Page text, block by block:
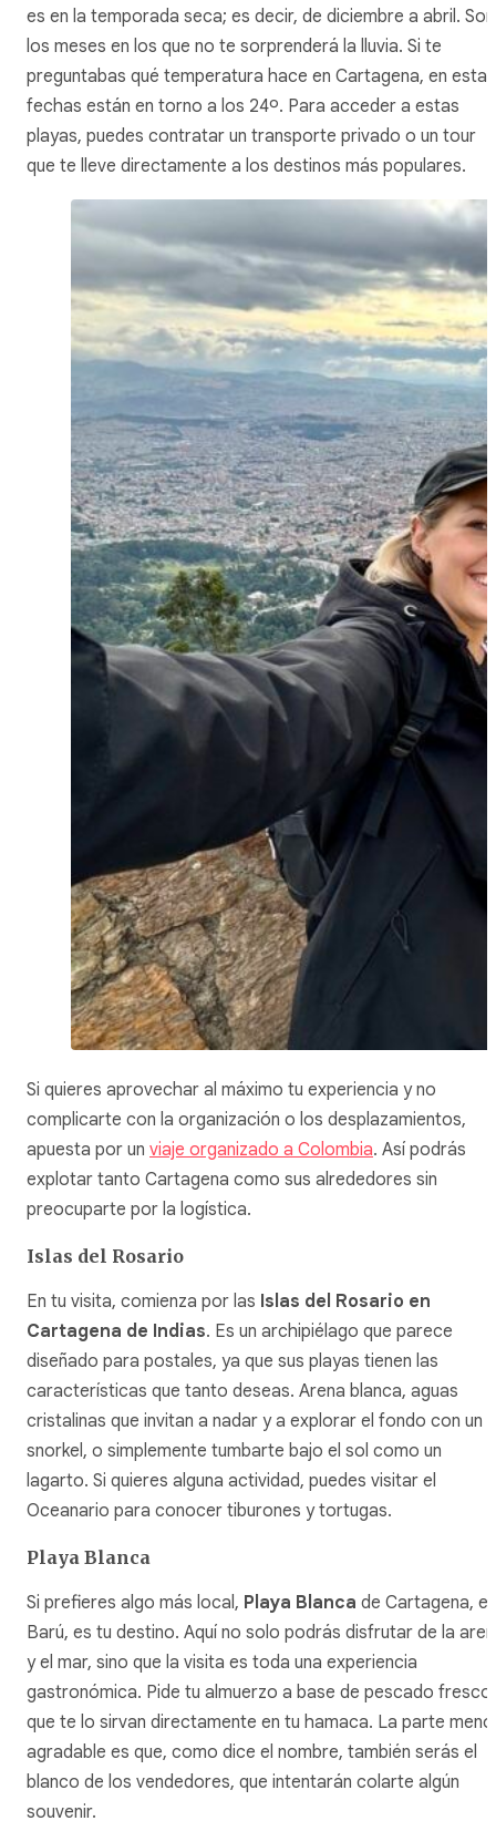
es en la temporada seca; es decir, de diciembre a abril. Son
los meses en los que no te sorprenderá la lluvia. Si te
preguntabas qué temperatura hace en Cartagena, en estas
fechas están en torno a los 24º. Para acceder a estas
playas, puedes contratar un transporte privado o un tour
que te lleve directamente a los destinos más populares.
Si quieres aprovechar al máximo tu experiencia y no
complicarte con la organización o los desplazamientos,
apuesta por un viaje organizado a Colombia. Así podrás
explotar tanto Cartagena como sus alrededores sin
preocuparte por la logística.
Islas del Rosario
En tu visita, comienza por las Islas del Rosario en
Cartagena de Indias. Es un archipiélago que parece
diseñado para postales, ya que sus playas tienen las
características que tanto deseas. Arena blanca, aguas
cristalinas que invitan a nadar y a explorar el fondo con un
snorkel, o simplemente tumbarte bajo el sol como un
lagarto. Si quieres alguna actividad, puedes visitar el
Oceanario para conocer tiburones y tortugas.
Playa Blanca
Si prefieres algo más local, Playa Blanca de Cartagena, en
Barú, es tu destino. Aquí no solo podrás disfrutar de la
y el mar, sino que la visita es toda una experiencia
gastronómica. Pide tu almuerzo a base de pescado fresco
que te lo sirvan directamente en tu hamaca. La parte
agradable es que, como dice el nombre, también serás el
blanco de los vendedores, que intentarán colarte algún
souvenir.